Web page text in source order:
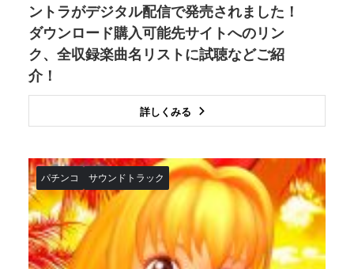
ントラがデジタル配信で発売されました！
ダウンロード購入可能先サイトへのリン
ク、全収録楽曲名リストに試聴などご紹
介！
詳しくみる
パチンコ サウンドトラック